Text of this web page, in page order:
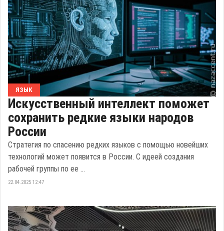
ЯЗЫК
Искусственный интеллект поможет
сохранить редкие языки народов
России
Стратегия по спасению редких языков с помощью новейших
технологий может появится в России. С идеей создания
рабочей группы по ее ...
22.04.2025 12:47